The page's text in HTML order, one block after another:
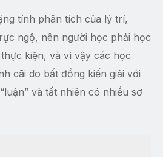
tính phân tích của lý trí,
ngộ, nên người học phải học
kiện, và vì vậy các học
cãi do bất đồng kiến giải với
và tất nhiên có nhiều sơ